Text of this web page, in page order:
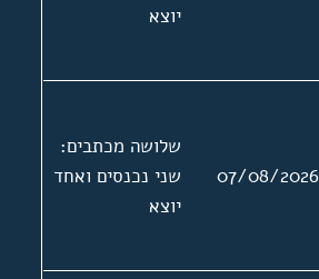
יוצא
07/08/2026
שלושה מכתבים:
שני נכנסים ואחד
יוצא